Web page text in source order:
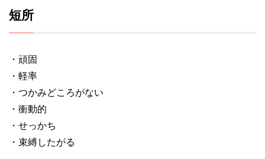
短所
・頑固
・軽率
・つかみどころがない
・衝動的
・せっかち
・束縛したがる